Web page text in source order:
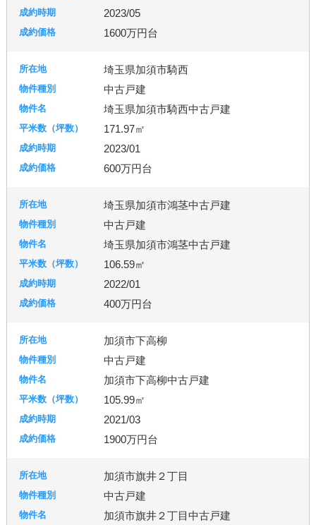
札幌市
2023/05
1600万円台
埼玉県加須市騎西
中古戸建
埼玉県加須市騎西中古戸建
171.97㎡
2023/01
600万円台
埼玉県加須市鴻茎中古戸建
中古戸建
埼玉県加須市鴻茎中古戸建
106.59㎡
2022/01
400万円台
加須市下高柳
中古戸建
加須市下高柳中古戸建
105.99㎡
2021/03
1900万円台
加須市旗井２丁目
中古戸建
加須市旗井２丁目中古戸建